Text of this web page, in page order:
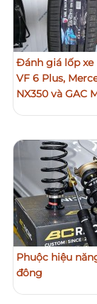
Đánh giá lốp xe
VF 6 Plus,
NX350 và GAC
Phuộc hiệu
đông